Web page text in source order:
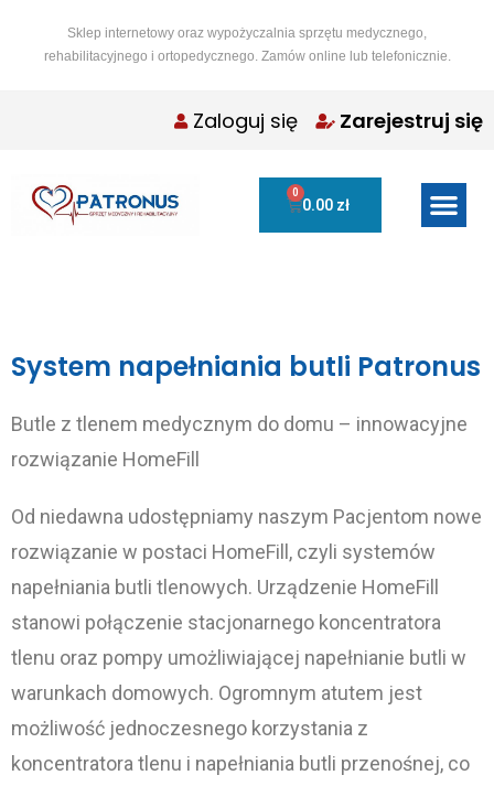
Sklep internetowy oraz wypożyczalnia sprzętu medycznego,
rehabilitacyjnego i ortopedycznego. Zamów online lub telefonicznie.
Zaloguj się Zarejestruj się
0.00 zł
0
System napełniania butli Patronus
Butle z tlenem medycznym do domu – innowacyjne
rozwiązanie HomeFill
Od niedawna udostępniamy naszym Pacjentom nowe
rozwiązanie w postaci HomeFill, czyli systemów
napełniania butli tlenowych. Urządzenie HomeFill
stanowi połączenie stacjonarnego koncentratora
tlenu oraz pompy umożliwiającej napełnianie butli w
warunkach domowych. Ogromnym atutem jest
możliwość jednoczesnego korzystania z
koncentratora tlenu i napełniania butli przenośnej, co